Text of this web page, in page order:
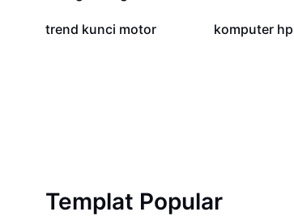
370
trend kunci motor 13
komputer hp
Templat Popular